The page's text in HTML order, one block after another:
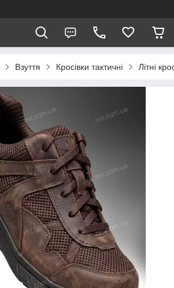
Взуття Кросівки тактичні Літні